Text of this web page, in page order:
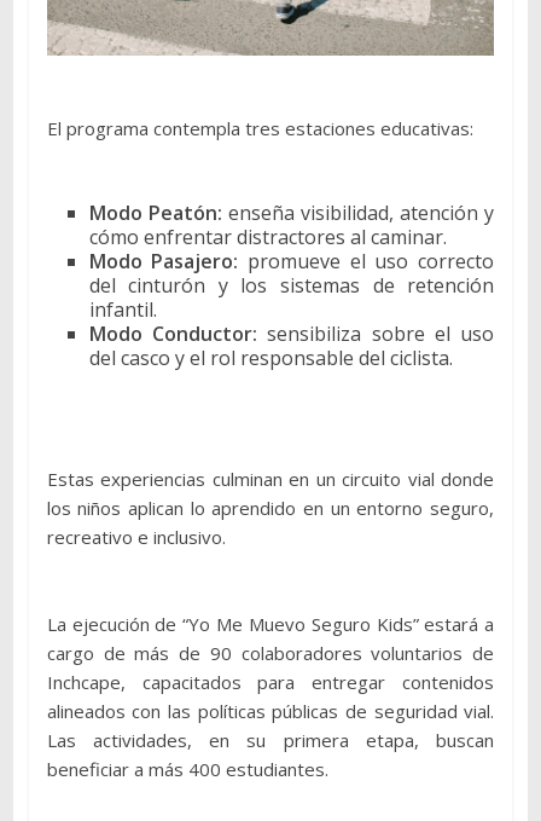
El programa contempla tres estaciones educativas:
Modo Peatón: enseña visibilidad, atención y
cómo enfrentar distractores al caminar.
Modo Pasajero: promueve el uso correcto
del cinturón y los sistemas de retención
infantil.
Modo Conductor: sensibiliza sobre el uso
del casco y el rol responsable del ciclista.
Estas experiencias culminan en un circuito vial donde
los niños aplican lo aprendido en un entorno seguro,
recreativo e inclusivo.
La ejecución de “Yo Me Muevo Seguro Kids” estará a
cargo de más de 90 colaboradores voluntarios de
Inchcape, capacitados para entregar contenidos
alineados con las políticas públicas de seguridad vial.
Las actividades, en su primera etapa, buscan
beneficiar a más 400 estudiantes.